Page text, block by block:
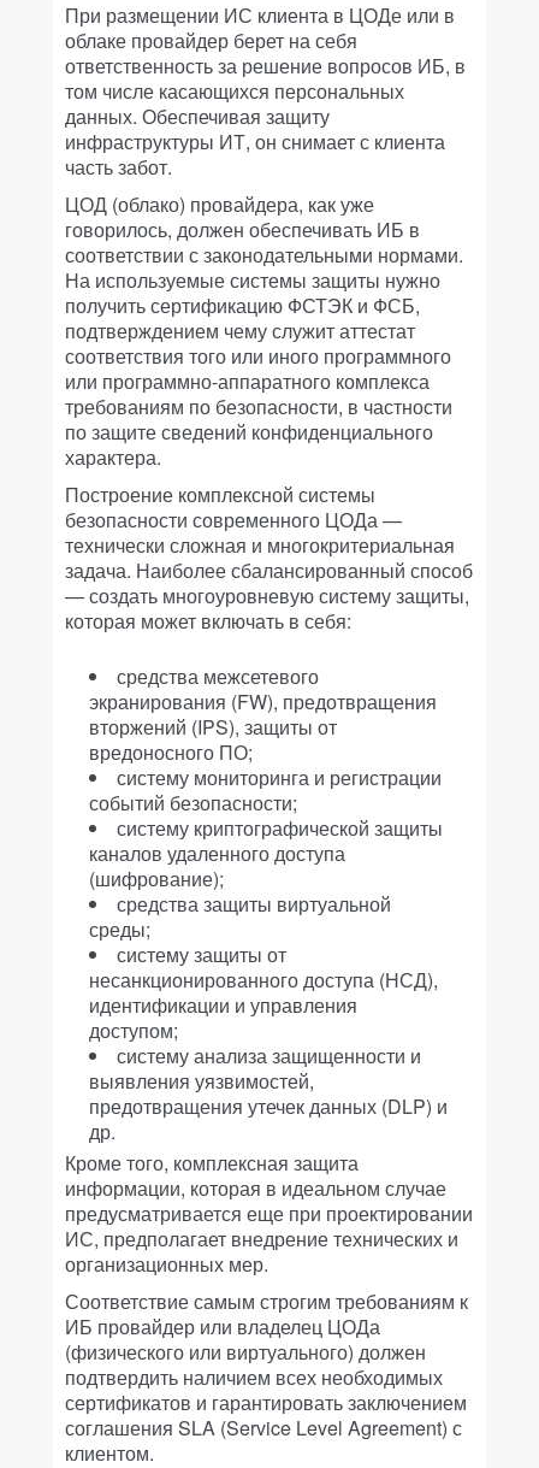
При размещении ИС клиента в ЦОДе или в
облаке провайдер берет на себя
ответственность за решение вопросов ИБ, в
том числе касающихся персональных
данных. Обеспечивая защиту
инфраструктуры ИТ, он снимает с клиента
часть забот.
ЦОД (облако) провайдера, как уже
говорилось, должен обеспечивать ИБ в
соответствии с законодательными нормами.
На используемые системы защиты нужно
получить сертификацию ФСТЭК и ФСБ,
подтверждением чему служит аттестат
соответствия того или иного программного
или программно-аппаратного комплекса
требованиям по безопасности, в частности
по защите сведений конфиденциального
характера.
Построение комплексной системы
безопасности современного ЦОДа —
технически сложная и многокритериальная
задача. Наиболее сбалансированный способ
— создать многоуровневую систему защиты,
которая может включать в себя:
средства межсетевого
экранирования (FW), предотвращения
вторжений (IPS), защиты от
вредоносного ПО;
систему мониторинга и регистрации
событий безопасности;
систему криптографической защиты
каналов удаленного доступа
(шифрование);
средства защиты виртуальной
среды;
систему защиты от
несанкционированного доступа (НСД),
идентификации и управления
доступом;
систему анализа защищенности и
выявления уязвимостей,
предотвращения утечек данных (DLP) и
др.
Кроме того, комплексная защита
информации, которая в идеальном случае
предусматривается еще при проектировании
ИС, предполагает внедрение технических и
организационных мер.
Соответствие самым строгим требованиям к
ИБ провайдер или владелец ЦОДа
(физического или виртуального) должен
подтвердить наличием всех необходимых
сертификатов и гарантировать заключением
соглашения SLA (Service Level Agreement) с
клиентом.